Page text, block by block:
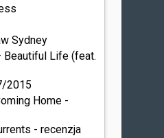
Sydney
Beautiful Life (feat.
2015
Home -
- recenzja